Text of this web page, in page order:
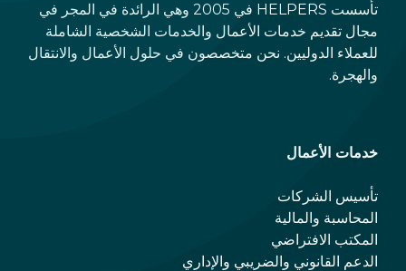
تأسست HELPERS في 2005 وهي الرائدة في المجر في
مجال تقديم خدمات الأعمال والخدمات الشخصية الشاملة
للعملاء الدوليين. نحن متخصصون في حلول الأعمال والانتقال
والهجرة.
خدمات الأعمال
تأسيس الشركات
المحاسبة والمالية
المكتب الافتراضي
الدعم القانوني والضريبي والإداري